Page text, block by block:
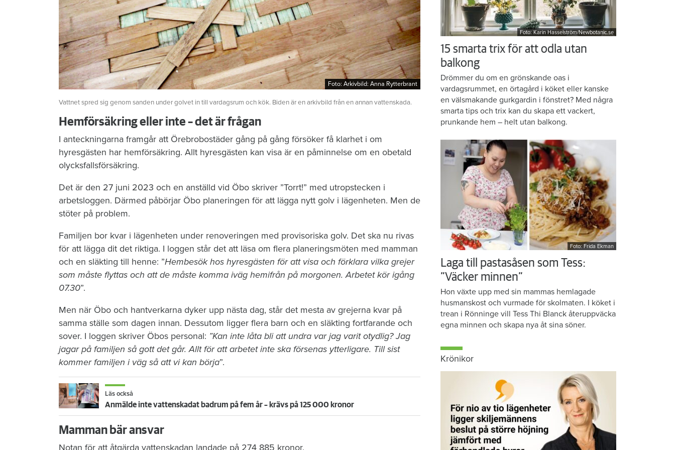
Foto: Arkivbild: Anna Rytterbrant
Foto: Arkivbild: Anna Rytterbrant
Vattnet spred sig genom sanden under golvet in till vardagsrum och kök. Biden är en arkivbild från en annan vattenskada.
Hemförsäkring eller inte – det är frågan
I anteckningarna framgår att Örebrobostäder gång på gång försöker få klarhet i om
hyresgästen har hemförsäkring. Allt hyresgästen kan visa är en påminnelse om en obetald
olycksfallsförsäkring.
Det är den 27 juni 2023 och en anställd vid Öbo skriver ”Torrt!” med utropstecken i
arbetsloggen. Därmed påbörjar Öbo planeringen för att lägga nytt golv i lägenheten. Men de
stöter på problem.
Familjen bor kvar i lägenheten under renoveringen med provisoriska golv. Det ska nu rivas
för att lägga dit det riktiga. I loggen står det att läsa om flera planeringsmöten med mamman
och en släkting till henne: ”Hembesök hos hyresgästen för att visa och förklara vilka grejer
som måste flyttas och att de måste komma iväg hemifrån på morgonen. Arbetet kör igång
07.30”.
Men när Öbo och hantverkarna dyker upp nästa dag, står det mesta av grejerna kvar på
samma ställe som dagen innan. Dessutom ligger flera barn och en släkting fortfarande och
sover. I loggen skriver Öbos personal: ”Kan inte låta bli att undra var jag varit otydlig? Jag
jagar på familjen så gott det går. Allt för att arbetet inte ska försenas ytterligare. Till sist
kommer familjen i väg så att vi kan börja”.
Läs också
Anmälde inte vattenskadat badrum på fem år – krävs på 125 000 kronor
Mamman bär ansvar
Notan för att åtgärda vattenskadan landade på 274 885 kronor.
Foto: Karin Hasselström/Newbotanic.se
15 smarta trix för att odla utan
balkong
Drömmer du om en grönskande oas i
vardagsrummet, en örtagård i köket eller kanske
en välsmakande gurkgardin i fönstret? Med några
smarta tips och trix kan du skapa ett vackert,
prunkande hem – helt utan balkong.
Foto: Frida Ekman
Laga till pastasåsen som Tess:
”Väcker minnen”
Hon växte upp med sin mammas hemlagade
husmanskost och vurmade för skolmaten. I köket i
trean i Rönninge vill Tess Thi Blanck återuppväcka
egna minnen och skapa nya åt sina söner.
Krönikor